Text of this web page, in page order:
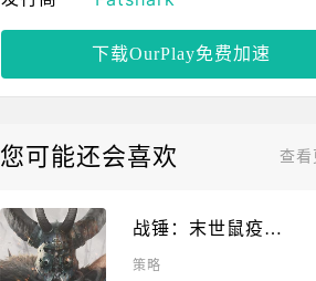
下载OurPlay免费加速
您可能还会喜欢 查
战锤：末世鼠疫
2(Warhammer)
策略